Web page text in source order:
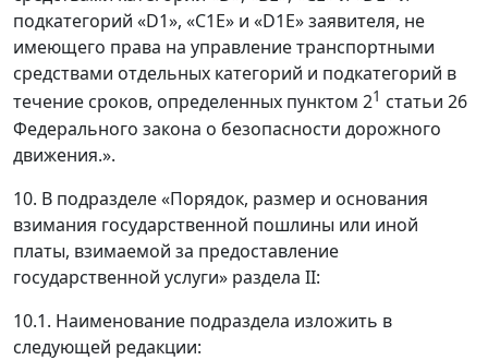
подкатегорий «D1», «С1Е» и «D1E» заявителя, не
имеющего права на управление транспортными
средствами отдельных категорий и подкатегорий в
течение сроков, определенных пунктом 21 статьи 26
Федерального закона о безопасности дорожного
движения.».
10. В подразделе «Порядок, размер и основания
взимания государственной пошлины или иной
платы, взимаемой за предоставление
государственной услуги» раздела II:
10.1. Наименование подраздела изложить в
следующей редакции: